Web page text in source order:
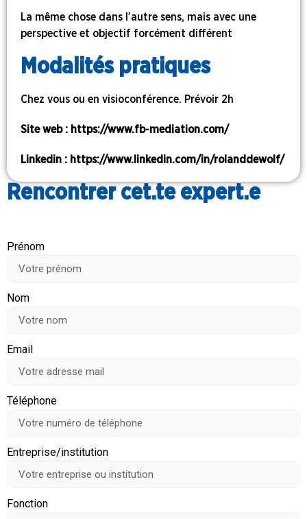
Rencontrer cet.te expert.e
Prénom
Nom
Email
Téléphone
Entreprise/institution
Fonction
La même chose dans l’autre sens, mais avec une
perspective et objectif forcément différent
Modalités pratiques
Chez vous ou en visioconférence. Prévoir 2h
Site web : https://www.fb-mediation.com/
Linkedin : https://www.linkedin.com/in/rolanddewolf/